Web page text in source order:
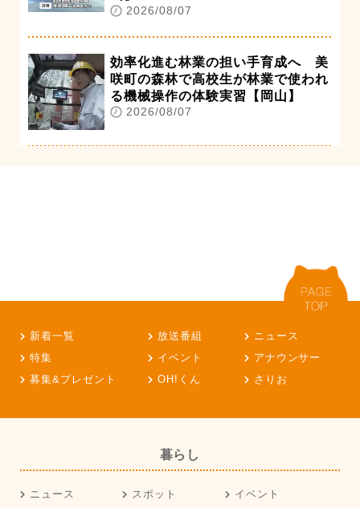
2026/08/07
効率化進む林業の担い手育成へ 美
咲町の森林で高校生が林業で使われ
る機械操作の体験実習【岡山】
2026/08/07
新着一覧 放送番組
ニュース
特集
イベント
アナウンサー
募集&プレゼント
OH!くん さりお
暮らし
ニュース スポット
イベント